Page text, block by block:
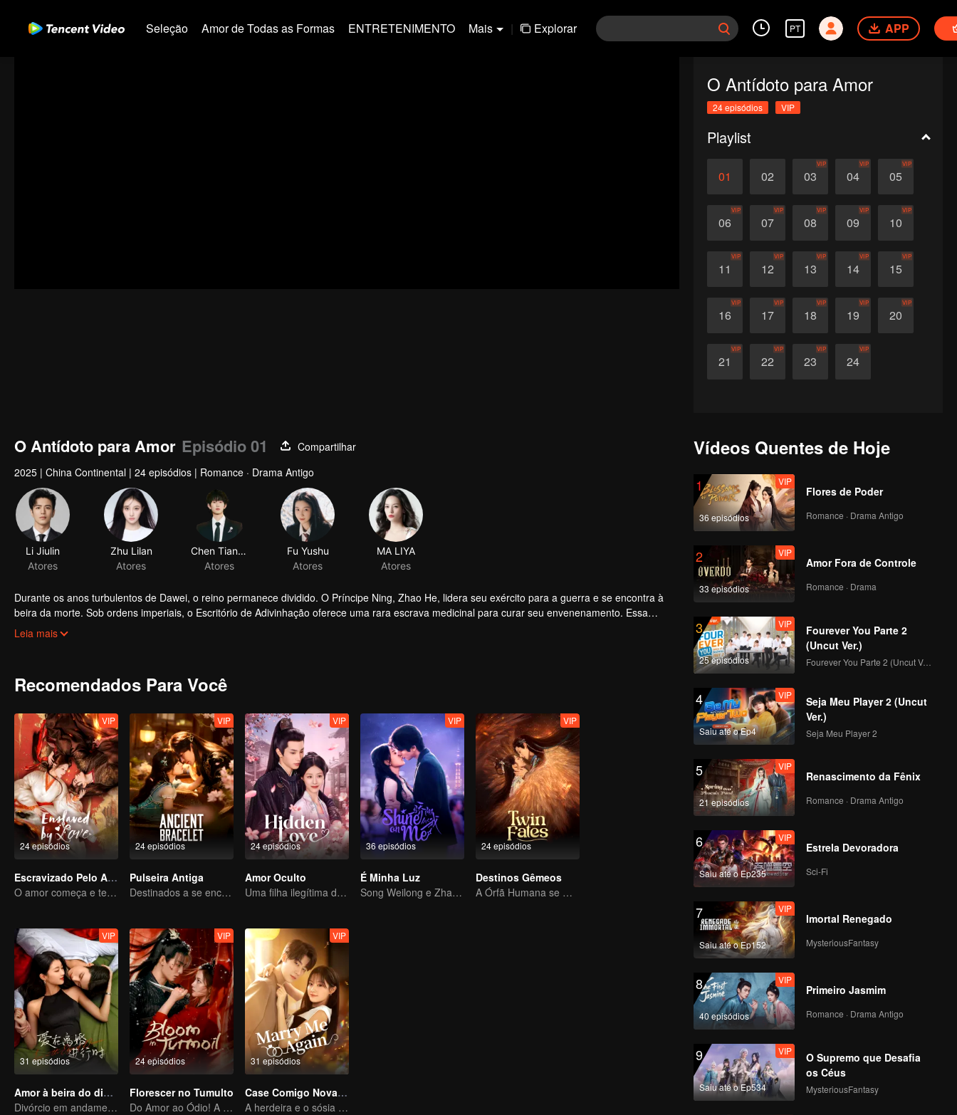
Seleção Amor de Todas as Formas ENTRETENIMENTO Mais | Explorar PT APP
O Antídoto para Amor
24 episódios VIP
Playlist
01 02 03
VIP
04
VIP
05
VIP
06
VIP
07
VIP
08
VIP
09
VIP
10
VIP
11
VIP
12
VIP
13
VIP
14
VIP
15
VIP
16
VIP
17
VIP
18
VIP
19
VIP
20
VIP
21
VIP
22
VIP
23
VIP
24
VIP
O Antídoto para Amor Episódio 01
Compartilhar
2025 | China Continental | 24 episódios | Romance · Drama Antigo
Li Jiulin
Atores
Zhu Lilan
Atores
Chen Tianxiang
Atores
Fu Yushu
Atores
MA LIYA
Atores
Durante os anos turbulentos de Dawei, o reino permanece dividido. O Príncipe Ning, Zhao He, lidera seu exército para a guerra e se encontra à
beira da morte. Sob ordens imperiais, o Escritório de Adivinhação oferece uma rara escrava medicinal para curar seu envenenamento. Essa
escrava, Yi Jiu, secretamente a Santa do Clã da Lua, usa a si mesma como isca e se envolve profundamente em uma teia de mentiras. No final,
Leia mais
Recomendados Para Você
24 episódios
VIP
Escravizado Pelo Amor
O amor começa e termina no palácio
24 episódios
VIP
Pulseira Antiga
Destinados a se encontrarem em três vidas, unidos por um único pensamento
24 episódios
VIP
Amor Oculto
Uma filha ilegítima de origem nobre usa a si mesma como isca para a vingança final
36 episódios
VIP
É Minha Luz
Song Weilong e Zhao Jinmai em um clássico de Gu Man
24 episódios
VIP
Destinos Gêmeos
A Órfã Humana se Oferece para se Ligar à Besta Divina
31 episódios
VIP
Amor à beira do divórcio
Divórcio em andamento, paixão no momento certo
24 episódios
VIP
Florescer no Tumulto
Do Amor ao Ódio! A Irmandade se Ergue em Busca de Vingança
31 episódios
VIP
Case Comigo Novamente
A herdeira e o sósia de seu falecido marido
Vídeos Quentes de Hoje
1
36 episódios
VIP
Flores de Poder
Romance · Drama Antigo
2
33 episódios
VIP
Amor Fora de Controle
Romance · Drama
3
25 episódios
VIP
Fourever You Parte 2
(Uncut Ver.)
Fourever You Parte 2 (Uncut Ver.)
4
Saiu até o Ep4
VIP
Seja Meu Player 2 (Uncut
Ver.)
Seja Meu Player 2
5
21 episódios
VIP
Renascimento da Fênix
Romance · Drama Antigo
6
Saiu até o Ep235
VIP
Estrela Devoradora
Sci-Fi
7
Saiu até o Ep152
VIP
Imortal Renegado
MysteriousFantasy
8
40 episódios
VIP
Primeiro Jasmim
Romance · Drama Antigo
9
Saiu até o Ep534
VIP
O Supremo que Desafia
os Céus
MysteriousFantasy